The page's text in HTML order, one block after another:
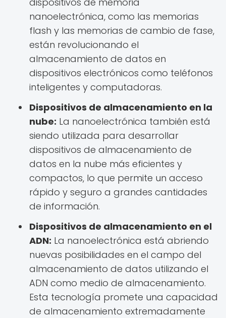
nanoelectrónica, como las memorias
flash y las memorias de cambio de fase,
están revolucionando el
almacenamiento de datos en
dispositivos electrónicos como teléfonos
inteligentes y computadoras.
Dispositivos de almacenamiento en la
nube: La nanoelectrónica también está
siendo utilizada para desarrollar
dispositivos de almacenamiento de
datos en la nube más eficientes y
compactos, lo que permite un acceso
rápido y seguro a grandes cantidades
de información.
Dispositivos de almacenamiento en el
ADN: La nanoelectrónica está abriendo
nuevas posibilidades en el campo del
almacenamiento de datos utilizando el
ADN como medio de almacenamiento.
Esta tecnología promete una capacidad
de almacenamiento extremadamente